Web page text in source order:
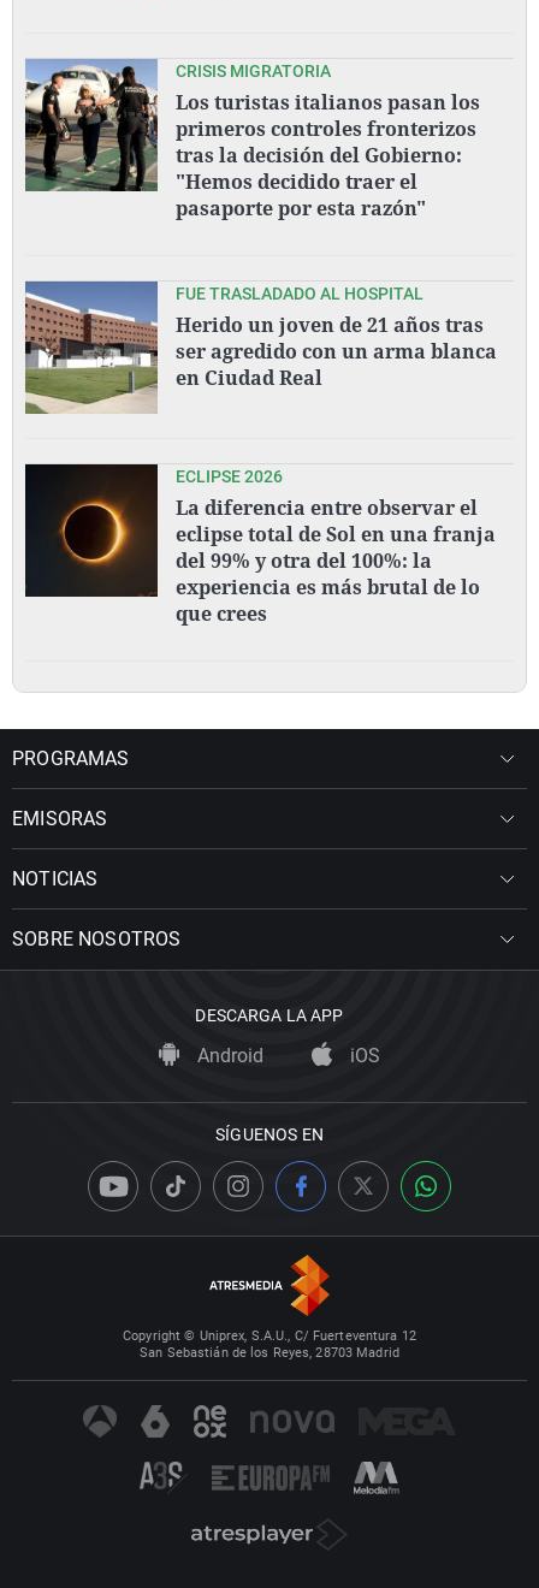
CRISIS MIGRATORIA
Los turistas italianos pasan los
primeros controles fronterizos
tras la decisión del Gobierno:
"Hemos decidido traer el
pasaporte por esta razón"
FUE TRASLADADO AL HOSPITAL
Herido un joven de 21 años tras
ser agredido con un arma blanca
en Ciudad Real
ECLIPSE 2026
La diferencia entre observar el
eclipse total de Sol en una franja
del 99% y otra del 100%: la
experiencia es más brutal de lo
que crees
PROGRAMAS
EMISORAS
NOTICIAS
SOBRE NOSOTROS
DESCARGA LA APP
Android iOS
SÍGUENOS EN
Copyright © Uniprex, S.A.U., C/ Fuerteventura 12
San Sebastián de los Reyes, 28703 Madrid